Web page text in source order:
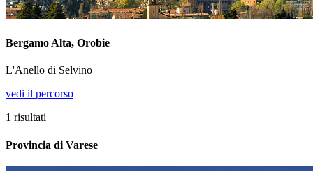
Bergamo Alta, Orobie
L'Anello di Selvino
vedi il percorso
1 risultati
Provincia di Varese